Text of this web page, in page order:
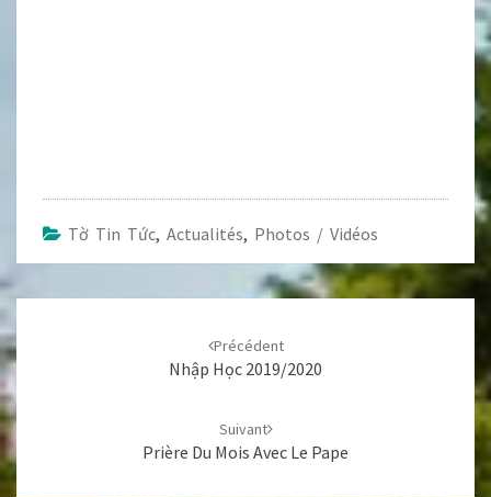
Tờ Tin Tức, Actualités, Photos / Vidéos
d'article
Précédent
Nhập Học 2019/2020
Suivant
Prière Du Mois Avec Le Pape